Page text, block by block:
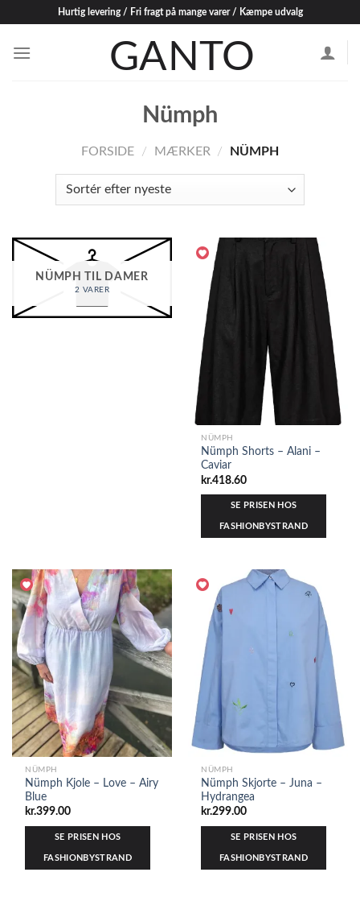
content
Hurtig levering / Fri fragt på mange varer / Kæmpe udvalg
Nümph
FORSIDE / MÆRKER / NÜMPH
NÜMPH TIL DAMER
2 VARER
NÜMPH
Nümph Shorts – Alani –
Caviar
kr.418.60
SE PRISEN HOS
FASHIONBYSTRAND
NÜMPH
Nümph Kjole – Love – Airy
Blue
kr.399.00
SE PRISEN HOS
FASHIONBYSTRAND
NÜMPH
Nümph Skjorte – Juna –
Hydrangea
kr.299.00
SE PRISEN HOS
FASHIONBYSTRAND